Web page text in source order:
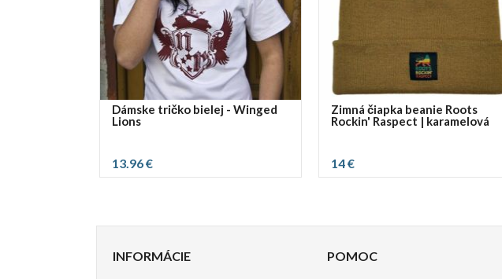
Dámske tričko bielej - Winged
Lions
13.96 €
Zimná čiapka beanie Roots
Rockin' Raspect | karamelová
14 €
INFORMÁCIE POMOC